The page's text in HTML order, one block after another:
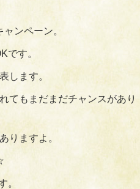
ンペーン。
です。
します。
てもまだまだチャンスがあり
りますよ。
。